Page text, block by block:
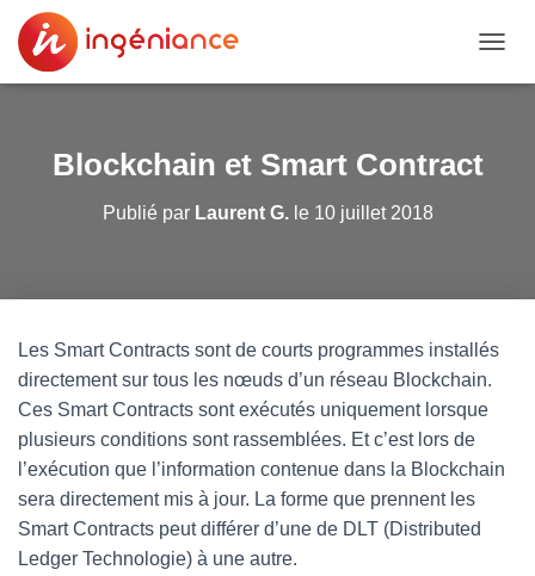
Blockchain et Smart Contract
Publié par Laurent G.le 10 juillet 2018
Les Smart Contracts sont de courts programmes installés
directement sur tous les nœuds d’un réseau Blockchain.
Ces Smart Contracts sont exécutés uniquement lorsque
plusieurs conditions sont rassemblées. Et c’est lors de
l’exécution que l’information contenue dans la Blockchain
sera directement mis à jour. La forme que prennent les
Smart Contracts peut différer d’une de DLT (Distributed
Ledger Technologie) à une autre.